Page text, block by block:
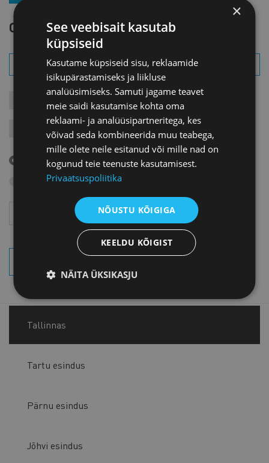
OTSI SÜNDMUST
KOOLITUSED
Tulevased sündmused
Otsi arhiivist
Tallinnas
Tartu esindus
Pärnu esindus
Jõhvi esindus
×
See veebisait kasutab
küpsiseid
Kasutame küpsiseid sisu, reklaamide
isikupärastamiseks ja liikluse
analüüsimiseks. Samuti jagame teavet
meie saidi kasutamise kohta oma
reklaami- ja analüüsipartneritega, kes
võivad seda kombineerida muu teabega,
mille olete neile esitanud või mille nad on
kogunud teie teenuste kasutamisest.
Privaatsuspoliitika
NÕUSTU KÕIGIGA
KEELDU KÕIGIST
NÄITA ÜKSIKASJU